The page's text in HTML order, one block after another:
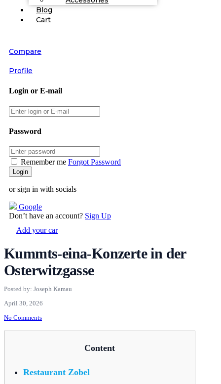
Blog
Cart
Compare
Profile
Login or E-mail
Password
Remember me Forgot Password
or sign in with socials
Google
Don’t have an account? Sign Up
Add your car
Kummts-eina-Konzerte in der
Osterwitzgasse
Posted by: Joseph Kamau
April 30, 2026
No Comments
Content
Restaurant Zobel